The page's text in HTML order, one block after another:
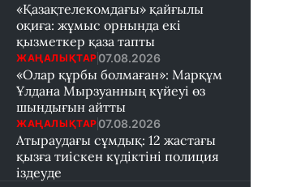
«Қазақтелекомдағы» қайғылы
оқиға: жұмыс орнында екі
қызметкер қаза тапты
ЖАҢАЛЫҚТАР 07.08.2026
«Олар құрбы болмаған»: Марқұм
Ұлдана Мырзуанның күйеуі өз
шындығын айтты
ЖАҢАЛЫҚТАР 07.08.2026
Атыраудағы сұмдық: 12 жастағы
қызға тиіскен күдіктіні полиция
іздеуде